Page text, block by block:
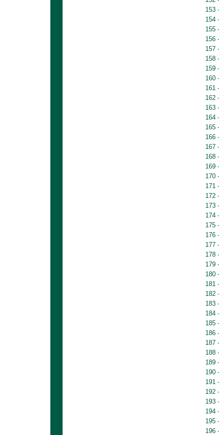
153
154
155
156
157
158
159
160
161
162
163
164
165
166
167
168
169
170
171
172
173
174
175
176
177
178
179
180
181
182
183
184
185
186
187
188
189
190
191
192
193
194
195
196